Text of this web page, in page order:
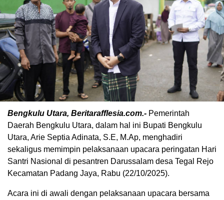
Bengkulu Utara, Beritarafflesia.com.- Pemerintah
Daerah Bengkulu Utara, dalam hal ini Bupati Bengkulu
Utara, Arie Septia Adinata, S.E, M.Ap, menghadiri
sekaligus memimpin pelaksanaan upacara peringatan Hari
Santri Nasional di pesantren Darussalam desa Tegal Rejo
Kecamatan Padang Jaya, Rabu (22/10/2025).
Acara ini di awali dengan pelaksanaan upacara bersama